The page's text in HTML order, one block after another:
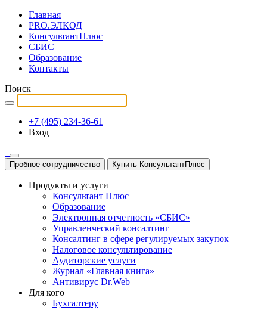
Главная
PRO.ЭЛКОД
КонсультантПлюс
СБИС
Образование
Контакты
Поиск
+7 (495) 234-36-61
Вход
Пробное сотрудничество Купить КонсультантПлюс
Продукты и услуги
Консультант Плюс
Образование
Электронная отчетность «СБИС»
Управленческий консалтинг
Консалтинг в сфере регулируемых закупок
Налоговое консультирование
Аудиторские услуги
Журнал «Главная книга»
Антивирус Dr.Web
Для кого
Бухгалтеру